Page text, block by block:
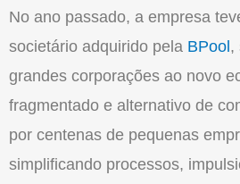
No ano passado, a empresa
societário adquirido pela BPool ,
grandes corporações ao novo
fragmentado e alternativo de
por centenas de pequenas
simplificando processos,